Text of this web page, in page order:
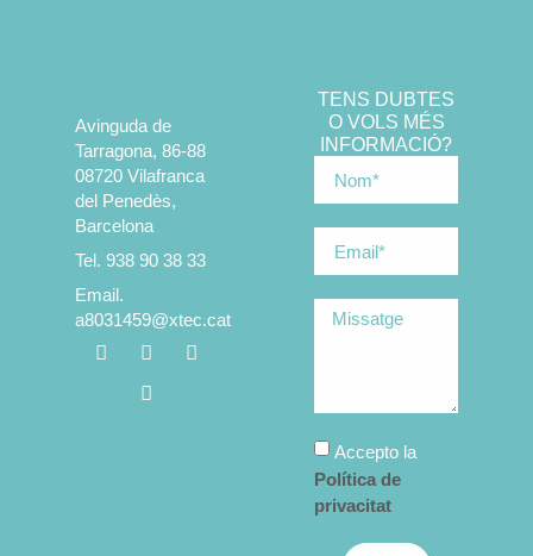
Avinguda de
Tarragona, 86-88
08720 Vilafranca
del Penedès,
Barcelona
Tel. 938 90 38 33
Email.
a8031459@xtec.cat
TENS DUBTES
O VOLS MÉS
INFORMACIÓ?
Accepto la
Política de
privacitat